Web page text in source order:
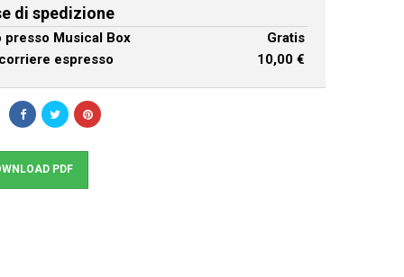
di spedizione
presso Musical Box
Gratis
espresso
10,00 €
PDF